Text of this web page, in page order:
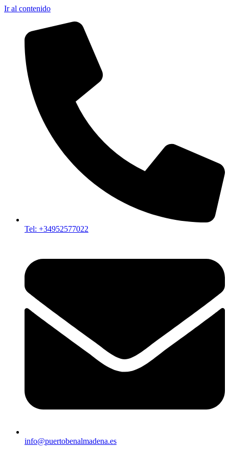
Ir al contenido
Tel: +34952577022
info@puertobenalmadena.es